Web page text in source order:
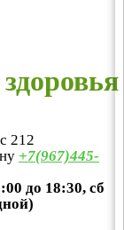
212
+7(967)445-
до 18:30, сб